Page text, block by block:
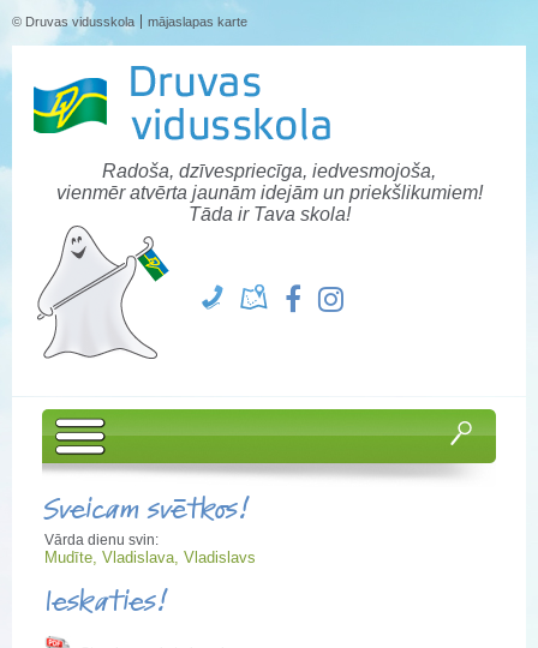
© Druvas vidusskola mājaslapas karte
Radoša, dzīvespriecīga, iedvesmojoša,
vienmēr atvērta jaunām idejām un priekšlikumiem!
Tāda ir Tava skola!
Sveicam svētkos!
Vārda dienu svin:
Mudīte, Vladislava, Vladislavs
Ieskaties!